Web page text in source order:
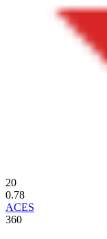
20
0.78
ACES
360